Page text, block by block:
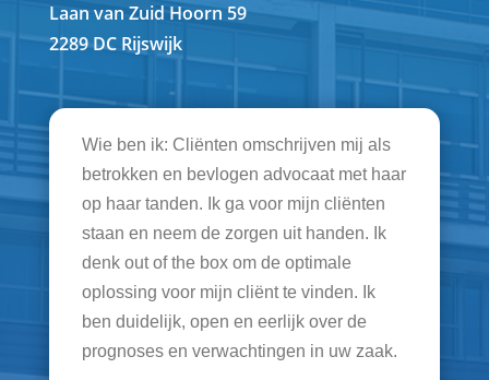
Laan van Zuid Hoorn 59
2289 DC Rijswijk
Wie ben ik: Cliënten omschrijven mij als
betrokken en bevlogen advocaat met haar
op haar tanden. Ik ga voor mijn cliënten
staan en neem de zorgen uit handen. Ik
denk out of the box om de optimale
oplossing voor mijn cliënt te vinden. Ik
ben duidelijk, open en eerlijk over de
prognoses en verwachtingen in uw zaak.